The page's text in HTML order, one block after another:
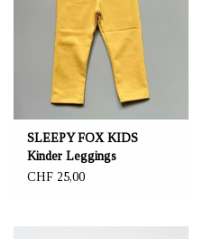
SLEEPY FOX KIDS
Kinder Leggings
CHF 25,00